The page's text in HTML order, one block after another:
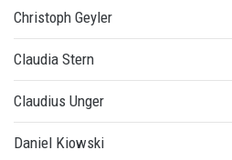
Christoph Geyler
Claudia Stern
Claudius Unger
Daniel Kiowski